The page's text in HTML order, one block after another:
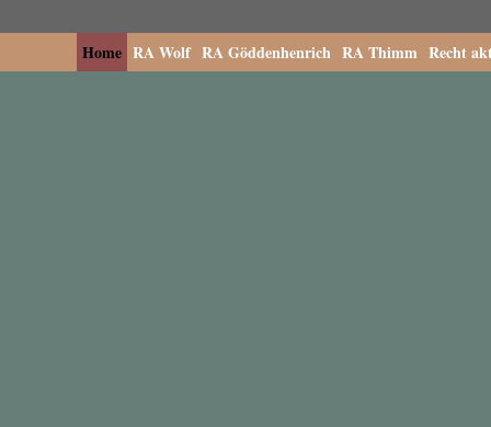
Home RA Wolf RA Göddenhenrich RA Thimm Recht